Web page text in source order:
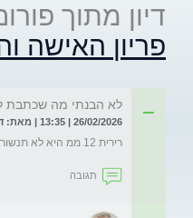
דיון מתוך
פריון האישה
לא הבנתי מה שכתבת
26/02/2026 | 13:35 | מאת: דנה
רירית 12 ממ היא לא תנשור לבד בלי דופסטון?
תגובה